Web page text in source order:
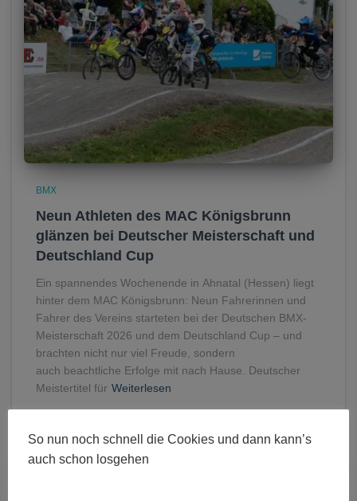
BMX
Neun Athleten des MAC Königsbrunn
glänzen bei Deutscher Meisterschaft und
Deutschland Cup
Ein spannendes Wochenende in Ahnatal (Hessen) liegt
hinter dem MAC Königsbrunn: Neun Fahrerinnen und
Fahrer des Vereins starteten bei der Deutschen BMX-
Meisterschaft 2026 und dem Deutschland Cup – und
brachten nicht nur viel Freude, sondern
auch beachtliche Erfolge mit nach Hause. Deutscher
Meistertitel für Weiterlesen
So nun noch schnell die Cookies und dann kann’s
auch schon losgehen